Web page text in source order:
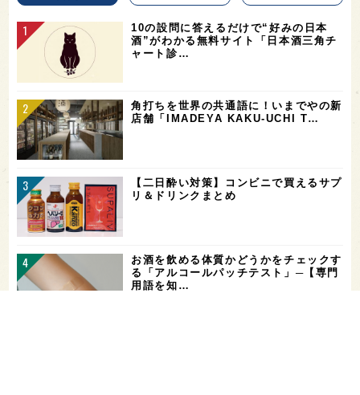
10の設問に答えるだけで“好みの日本
酒”がわかる無料サイト「日本酒三角チ
ャート診…
角打ちを世界の共通語に！いまでやの新
店舗「IMADEYA KAKU-UCHI T…
【二日酔い対策】コンビニで買えるサプ
リ＆ドリンクまとめ
お酒を飲める体質かどうかをチェックす
る「アルコールパッチテスト」─【専門
用語を知…